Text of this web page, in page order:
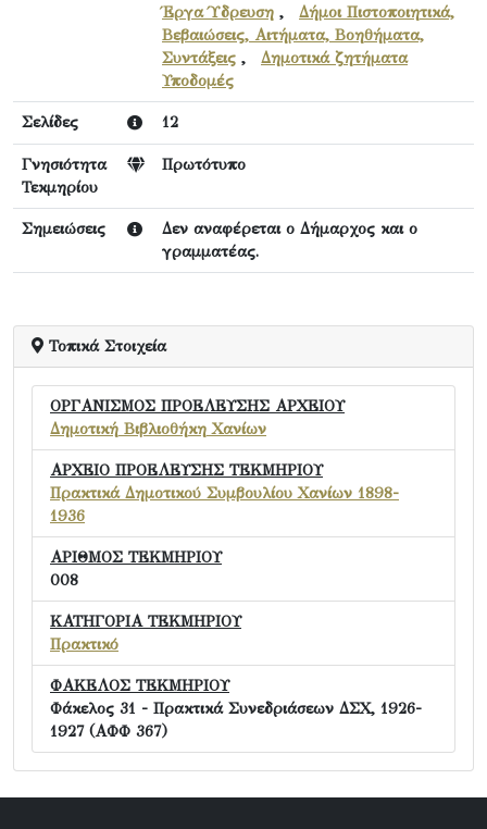
Έργα Ύδρευση , Δήμοι Πιστοποιητικά,
Βεβαιώσεις, Αιτήματα, Βοηθήματα,
Συντάξεις , Δημοτικά ζητήματα
Υποδομές
Σελίδες 12
Γνησιότητα
Τεκμηρίου
Πρωτότυπο
Σημειώσεις
Δεν αναφέρεται ο Δήμαρχος και ο
γραμματέας.
Τοπικά Στοιχεία
ΟΡΓΑΝΙΣΜΟΣ ΠΡΟΕΛΕΥΣΗΣ ΑΡΧΕΙΟΥ
Δημοτική Βιβλιοθήκη Χανίων
ΑΡΧΕΙΟ ΠΡΟΕΛΕΥΣΗΣ ΤΕΚΜΗΡΙΟΥ
Πρακτικά Δημοτικού Συμβουλίου Χανίων 1898-
1936
ΑΡΙΘΜΟΣ ΤΕΚΜΗΡΙΟΥ
008
ΚΑΤΗΓΟΡΙΑ ΤΕΚΜΗΡΙΟΥ
Πρακτικό
ΦΑΚΕΛΟΣ ΤΕΚΜΗΡΙΟΥ
Φάκελος 31 - Πρακτικά Συνεδριάσεων ΔΣΧ, 1926-
1927 (ΑΦΦ 367)